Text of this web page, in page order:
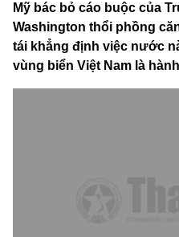
Mỹ bác bỏ cáo buộc của
Washington thổi phồng
tái khẳng định việc nước
vùng biển Việt Nam là